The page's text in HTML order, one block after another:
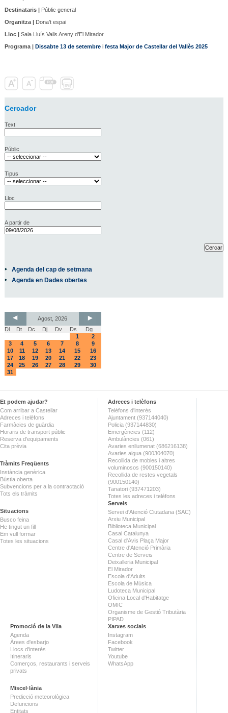
Destinataris |Públic general
Organitza |Dona’t espai
Lloc |Sala Lluís Valls Areny d’El Mirador
Programa | Dissabte 13 de setembrei festa Major de Castellar del Vallès 2025
Cercador
Text
Públic
Tipus
Lloc
A partir de
Agenda del cap de setmana
Agenda en Dades obertes
Agost, 2026
Dl
Dt Dc Dj Dv Ds
Dg
1
2
3
4 5 6 7 8
9
10
11 12 13 14 15
16
17
18 19 20 21 22
23
24
25 26 27 28 29
30
31
Et podem ajudar?
Com arribar a Castellar
Adreces i telèfons
Farmàcies de guàrdia
Horaris de transport públic
Reserva d'equipaments
Cita prèvia
Tràmits Freqüents
Instància genèrica
Bústia oberta
Subvencions per a la contractació
Tots els tràmits
Situacions
Busco feina
He tingut un fill
Em vull formar
Totes les situacions
Adreces i telèfons
Telèfons d'interès
Ajuntament (937144040)
Policia (937144830)
Emergències (112)
Ambulàncies (061)
Avaries enllumenat (686216138)
Avaries aigua (900304070)
Recollida de mobles i altres
voluminosos (900150140)
Recollida de restes vegetals
(900150140)
Tanatori (937471203)
Totes les adreces i telèfons
Serveis
Servei d'Atenció Ciutadana (SAC)
Arxiu Municipal
Biblioteca Municipal
Casal Catalunya
Casal d'Avis Plaça Major
Centre d'Atenció Primària
Centre de Serveis
Deixalleria Municipal
El Mirador
Escola d'Adults
Escola de Música
Ludoteca Municipal
Oficina Local d'Habitatge
OMIC
Organisme de Gestió Tributària
PIPAD
Promoció de la Vila
Agenda
Àrees d'esbarjo
Llocs d'interès
Itineraris
Comerços, restaurants i serveis
privats
Miscel·lània
Predicció meteorològica
Defuncions
Entitats
Xarxes socials
Instagram
Facebook
Twitter
Youtube
WhatsApp